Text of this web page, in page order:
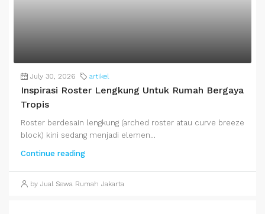
July 30, 2026 artikel
Inspirasi Roster Lengkung Untuk Rumah Bergaya
Tropis
Roster berdesain lengkung (arched roster atau curve breeze
block) kini sedang menjadi elemen...
Continue reading
by Jual Sewa Rumah Jakarta